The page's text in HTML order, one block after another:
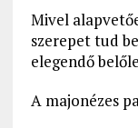
Mivel
szerepet tud
elegendő
A majonézes